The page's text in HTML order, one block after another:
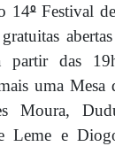
14ºFestival
partir das
uma Mesa
Moura,
Leme e